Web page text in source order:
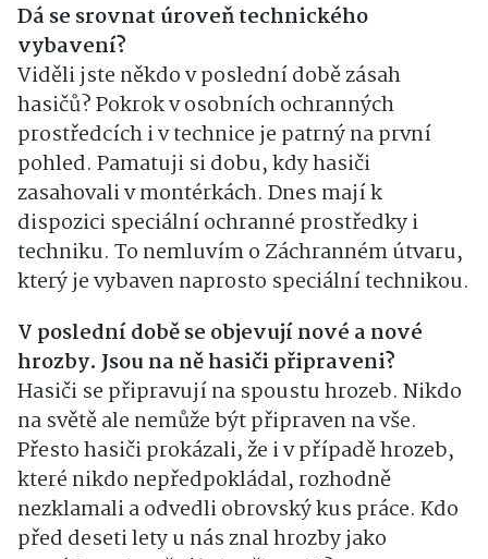
Dá se srovnat úroveň technického
vybavení?
Viděli jste někdo v poslední době zásah
hasičů? Pokrok v osobních ochranných
prostředcích i v technice je patrný na první
pohled. Pamatuji si dobu, kdy hasiči
zasahovali v montérkách. Dnes mají k
dispozici speciální ochranné prostředky i
techniku. To nemluvím o Záchranném útvaru,
který je vybaven naprosto speciální technikou.
V poslední době se objevují nové a nové
hrozby. Jsou na ně hasiči připraveni?
Hasiči se připravují na spoustu hrozeb. Nikdo
na světě ale nemůže být připraven na vše.
Přesto hasiči prokázali, že i v případě hrozeb,
které nikdo nepředpokládal, rozhodně
nezklamali a odvedli obrovský kus práce. Kdo
před deseti lety u nás znal hrozby jako